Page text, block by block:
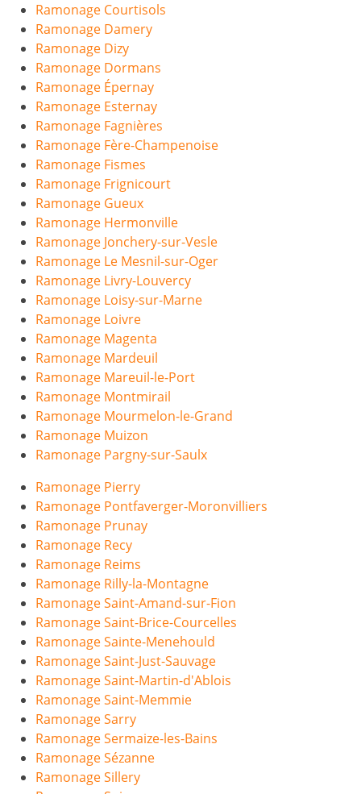
Ramonage Courtisols
Ramonage Damery
Ramonage Dizy
Ramonage Dormans
Ramonage Épernay
Ramonage Esternay
Ramonage Fagnières
Ramonage Fère-Champenoise
Ramonage Fismes
Ramonage Frignicourt
Ramonage Gueux
Ramonage Hermonville
Ramonage Jonchery-sur-Vesle
Ramonage Le Mesnil-sur-Oger
Ramonage Livry-Louvercy
Ramonage Loisy-sur-Marne
Ramonage Loivre
Ramonage Magenta
Ramonage Mardeuil
Ramonage Mareuil-le-Port
Ramonage Montmirail
Ramonage Mourmelon-le-Grand
Ramonage Muizon
Ramonage Pargny-sur-Saulx
Ramonage Pierry
Ramonage Pontfaverger-Moronvilliers
Ramonage Prunay
Ramonage Recy
Ramonage Reims
Ramonage Rilly-la-Montagne
Ramonage Saint-Amand-sur-Fion
Ramonage Saint-Brice-Courcelles
Ramonage Sainte-Menehould
Ramonage Saint-Just-Sauvage
Ramonage Saint-Martin-d'Ablois
Ramonage Saint-Memmie
Ramonage Sarry
Ramonage Sermaize-les-Bains
Ramonage Sézanne
Ramonage Sillery